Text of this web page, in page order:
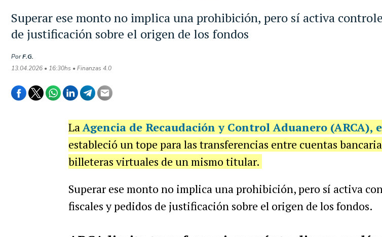
Superar ese monto no implica una prohibición, pero sí activa
de justificación sobre el origen de los fondos
PorF.G.
13.04.2026 • 16:30hs • Finanzas 4.0
LaAgencia de Recaudación y Control Aduanero (ARCA),
estableció un tope para las transferencias entre cuentas
billeteras virtuales de un mismo titular.
Superar ese monto no implica una prohibición, pero sí activa
fiscales y pedidos de justificación sobre el origen de los fondos.